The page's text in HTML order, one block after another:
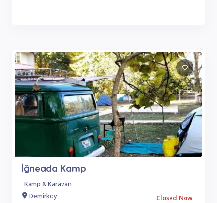
İğneada Kamp
Kamp & Karavan
Demirköy
Closed Now